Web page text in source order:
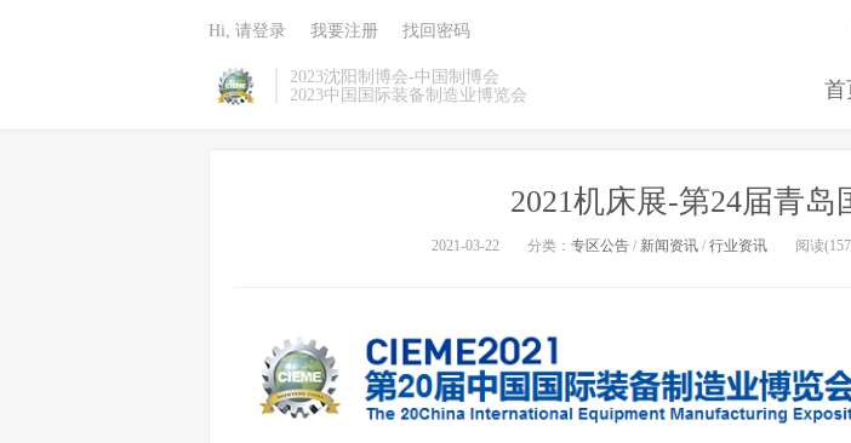
2023沈阳制博会-中国制博会
2023中国国际装备制造业博览会
首
Hi, 请登录 我要注册 找回密码
2021机床展-第24届青
2021-03-22 分类： 专区公告/ 新闻资讯/ 行业资讯 阅读